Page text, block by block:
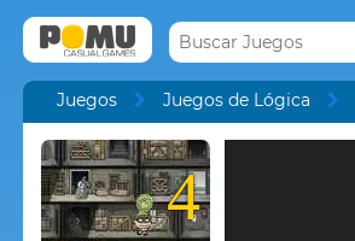
Juegos Juegos de Lógica
4